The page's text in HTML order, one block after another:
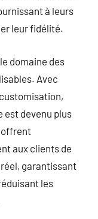
à leurs
leur fidélité.
domaine des
Avec
est devenu plus
offrent
aux clients de
garantissant
les